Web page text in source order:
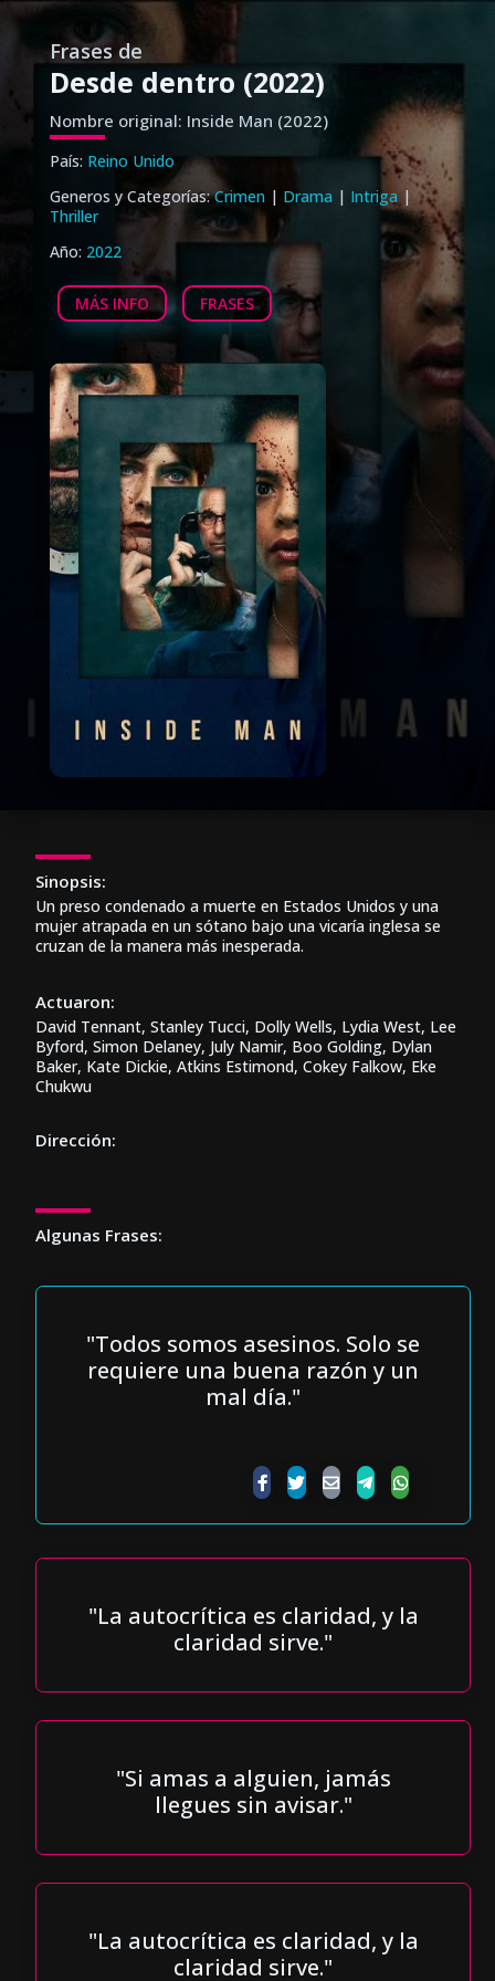
Frases de
Desde dentro (2022)
Nombre original: Inside Man (2022)
País: Reino Unido
Generos y Categorías:Crimen| Drama | Intriga|
Thriller
Año: 2022
MÁS INFO FRASES
Sinopsis:
Un preso condenado a muerte en Estados Unidos y una
mujer atrapada en un sótano bajo una vicaría inglesa se
cruzan de la manera más inesperada.
Actuaron:
David Tennant, Stanley Tucci, Dolly Wells, Lydia West, Lee
Byford, Simon Delaney, July Namir, Boo Golding, Dylan
Baker, Kate Dickie, Atkins Estimond, Cokey Falkow, Eke
Chukwu
Dirección:
Algunas Frases:
"Todos somos asesinos. Solo se
requiere una buena razón y un
mal día."
"La autocrítica es claridad, y la
claridad sirve."
"Si amas a alguien, jamás
llegues sin avisar."
"La autocrítica es claridad, y la
claridad sirve."